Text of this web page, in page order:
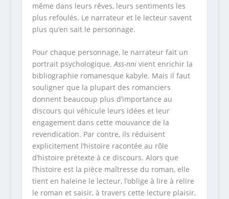
même dans leurs rêves, leurs sentiments les
plus refoulés. Le narrateur et le lecteur savent
plus qu’en sait le personnage.
Pour chaque personnage, le narrateur fait un
portrait psychologique.Ass-nnivient enrichir la
bibliographie romanesque kabyle. Mais il faut
souligner que la plupart des romanciers
donnent beaucoup plus d’importance au
discours qui véhicule leurs idées et leur
engagement dans cette mouvance de la
revendication. Par contre, ils réduisent
explicitement l’histoire racontée au rôle
d’histoire prétexte à ce discours. Alors que
l’histoire est la pièce maîtresse du roman, elle
tient en haleine le lecteur, l’oblige à lire à relire
le roman et saisir, à travers cette lecture plaisir,